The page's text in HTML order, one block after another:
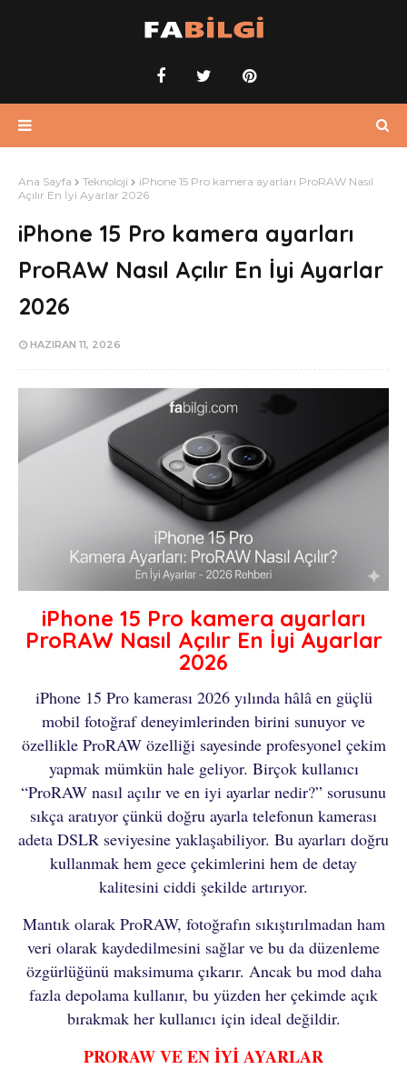
Ana Sayfa Teknoloji
iPhone 15 Pro kamera ayarları ProRAW Nasıl
Açılır En İyi Ayarlar 2026
iPhone 15 Pro kamera ayarları
ProRAW Nasıl Açılır En İyi Ayarlar
2026
HAZIRAN 11, 2026
iPhone 15 Pro kamera ayarları
ProRAW Nasıl Açılır En İyi Ayarlar
2026
iPhone 15 Pro kamerası 2026 yılında hâlâ en güçlü
mobil fotoğraf deneyimlerinden birini sunuyor ve
özellikle ProRAW özelliği sayesinde profesyonel çekim
yapmak mümkün hale geliyor. Birçok kullanıcı
“ProRAW nasıl açılır ve en iyi ayarlar nedir?” sorusunu
sıkça aratıyor çünkü doğru ayarla telefonun kamerası
adeta DSLR seviyesine yaklaşabiliyor. Bu ayarları doğru
kullanmak hem gece çekimlerini hem de detay
kalitesini ciddi şekilde artırıyor.
Mantık olarak ProRAW, fotoğrafın sıkıştırılmadan ham
veri olarak kaydedilmesini sağlar ve bu da düzenleme
özgürlüğünü maksimuma çıkarır. Ancak bu mod daha
fazla depolama kullanır, bu yüzden her çekimde açık
bırakmak her kullanıcı için ideal değildir.
PRORAW VE EN İYİ AYARLAR